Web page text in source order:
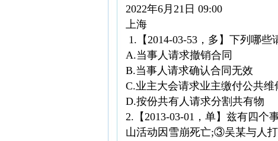
2022年6月21日 09:00
上海
1.【2014-03-53，多】下列哪些
A.当事人请求撤销合同
B.当事人请求确认合同无效
C.业主大会请求业主缴付公共维
D.按份共有人请求分割共有物
2.【2013-03-01，单】兹有四
山活动因雪崩死亡;③吴某与人